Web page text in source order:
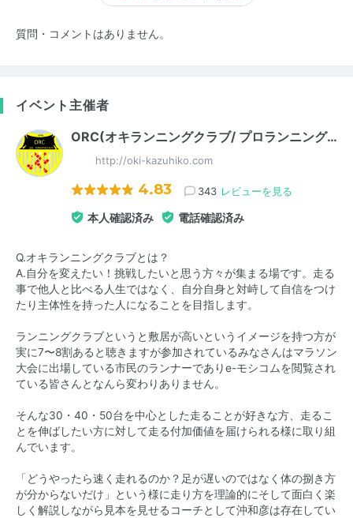
質問・コメントはありません。
イベント主催者
ORC(オキランニングクラブ/ プロランニング…
http://oki-kazuhiko.com
4.83 343 レビューを見る
本人確認済み 電話確認済み
Q.オキランニングクラブとは？
A.自分を変えたい！挑戦したいと思う方々が集まる場です。走る
事で他人と比べる人生ではなく、自分自身と対峙して自信をつけ
たり主体性を持った人になることを目指します。
ランニングクラブというと敷居が高いというイメージを持つ方が
実に7〜8割あると聴きますが参加されているみなさんはマラソン
大会に出場している市民のランナーでありe-モシコムを閲覧され
ている皆さんとなんら変わりありません。
そんな30・40・50台を中心とした走ることが好きな方、走るこ
とを伸ばしたい方に対して走る付加価値を届けられる様に取り組
んでいます。
「どうやったら速く走れるのか？足が遅いのではなく体の捌き方
が分からないだけ」という様に走り方を理論的にそして面白く楽
しく解説しながら見本を見せるコーチとして沖和彦は存在してい